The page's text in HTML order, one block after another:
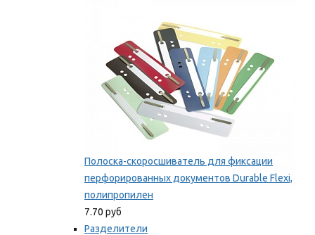
Полоска-скоросшиватель для фиксации
перфорированных документов Durable Flexi,
полипропилен
7.70 руб
Разделители